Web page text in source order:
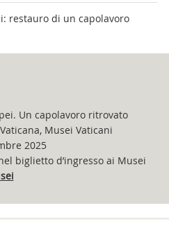
restauro di un capolavoro
Un capolavoro ritrovato
Musei Vaticani
2025
biglietto d’ingresso ai Musei